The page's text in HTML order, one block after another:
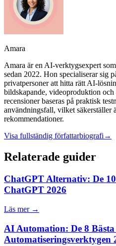
Amara
Amara är en AI-verktygsexpert
sedan 2022. Hon specialiserar sig
privatpersoner att hitta rätt AI-
bildskapande, videoproduktion och
recensioner baseras på praktisk
användningsfall, vilket säkerställer
rekommendationer.
Visa fullständig författarbiografi →
Relaterade guider
ChatGPT Alternativ: De
ChatGPT 2026
Läs mer →
AI Automation: De 8
Automatiseringsverktygen